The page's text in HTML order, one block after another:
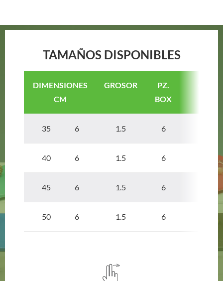
TAMAÑOS DISPONIBLES
DIMENSIONES
CM
GROSOR
PZ.
BOX
35 6 1.5 6
40 6 1.5 6
45 6 1.5 6
50 6 1.5 6